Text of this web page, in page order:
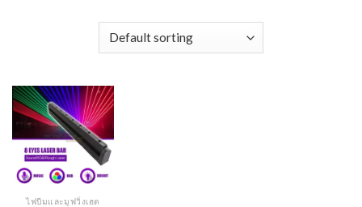
ไฟบีมและมูฟวิ่งเฮด